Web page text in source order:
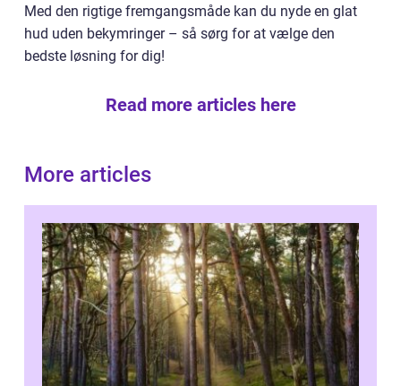
Med den rigtige fremgangsmåde kan du nyde en glat
hud uden bekymringer – så sørg for at vælge den
bedste løsning for dig!
Read more articles here
More articles